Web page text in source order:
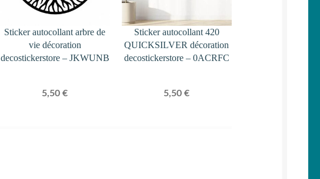
Sticker autocollant arbre de
vie décoration
decostickerstore – JKWUNB
5,50€
Sticker autocollant 420
QUICKSILVER décoration
decostickerstore – 0ACRFC
5,50€